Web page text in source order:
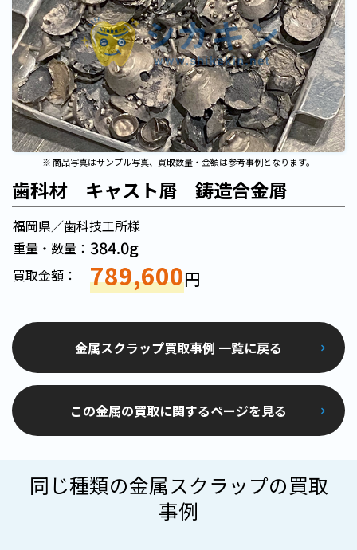
※ 商品写真はサンプル写真、買取数量・金額は参考事例となります。
歯科材 キャスト屑 鋳造合金屑
福岡県／歯科技工所様
重量・数量： 384.0g
買取金額： 789,600円
金属スクラップ買取事例 一覧に戻る
この金属の買取に関するページを見る
同じ種類の金属スクラップの買取
事例